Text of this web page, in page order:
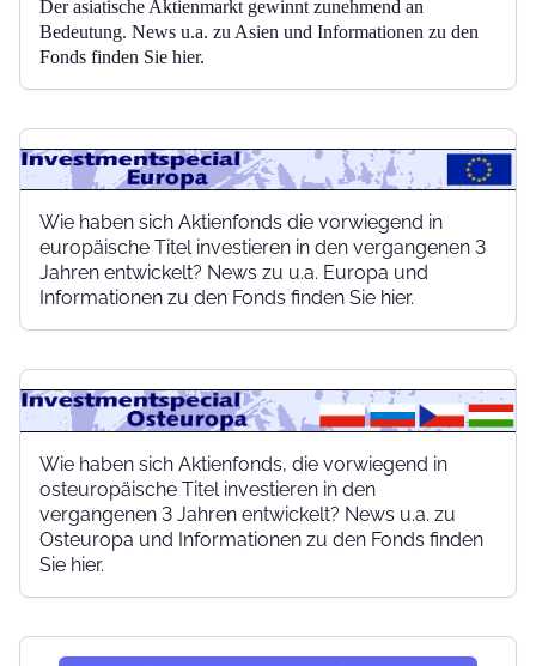
Der asiatische Aktienmarkt gewinnt zunehmend an
Bedeutung. News u.a. zu Asien und Informationen zu den
Fonds finden Sie hier.
Wie haben sich Aktienfonds die vorwiegend in
europäische Titel investieren in den vergangenen 3
Jahren entwickelt? News zu u.a. Europa und
Informationen zu den Fonds finden Sie hier.
Wie haben sich Aktienfonds, die vorwiegend in
osteuropäische Titel investieren in den
vergangenen 3 Jahren entwickelt? News u.a. zu
Osteuropa und Informationen zu den Fonds finden
Sie hier.